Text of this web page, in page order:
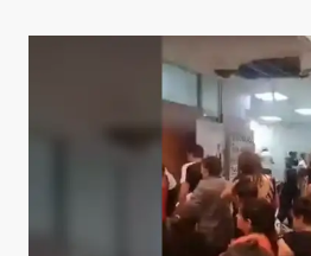
BB Bahía Blanca
B Balcarce
Baradero